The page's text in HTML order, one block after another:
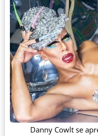
Danny Cowlt se